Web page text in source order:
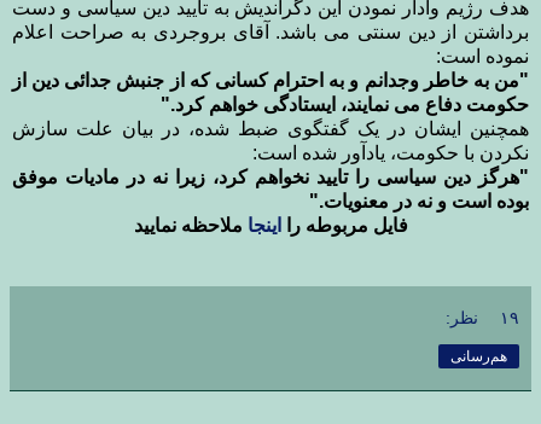
هدف رژیم وادار نمودن این دگراندیش به تایید دین سیاسی و دست
برداشتن از دین سنتی می باشد. آقای بروجردی به صراحت اعلام
نموده است:
"من به خاطر وجدانم و به احترام کسانی که از جنبش جدائی دین از
حکومت دفاع می نمایند، ایستادگی خواهم کرد."
همچنین ایشان در یک گفتگوی ضبط شده، در بیان علت سازش
نکردن با حکومت، یادآور شده است:
"هرگز دین سیاسی را تایید نخواهم کرد، زیرا نه در مادیات موفق
بوده است و نه در معنویات."
فایل مربوطه را
اینجا ملاحظه نمایید
۱۹ نظر:
هم‌رسانی